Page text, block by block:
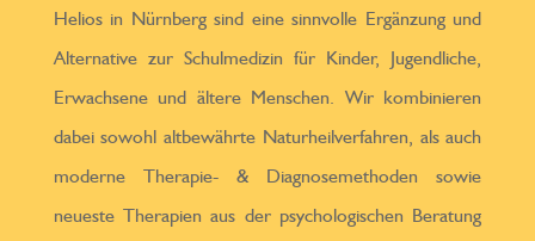
Helios in Nürnberg sind eine sinnvolle Ergänzung und
Alternative zur Schulmedizin für Kinder, Jugendliche,
Erwachsene und ältere Menschen. Wir kombinieren
dabei sowohl altbewährte Naturheilverfahren, als auch
moderne Therapie- & Diagnosemethoden sowie
neueste Therapien aus der psychologischen Beratung